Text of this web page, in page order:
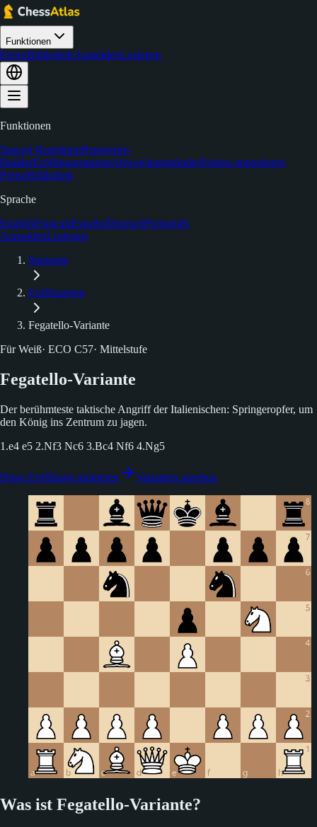
Funktionen
PreiseBibliothekAnmeldenLoslegen
Funktionen
Spaced RepetitionRepertoire-
BuilderEröffnungstrainerAbweichungsfinderPartien importieren
PreiseBibliothek
Sprache
EnglishFrançaisEspañolDeutschPortuguês
AnmeldenLoslegen
Startseite
Eröffnungen
Fegatello-Variante
Für Weiß· ECO C57· Mittelstufe
Fegatello-Variante
Der berühmteste taktische Angriff der Italienischen: Springeropfer, um
den König ins Zentrum zu jagen.
1.e4 e5 2.Nf3 Nc6 3.Bc4 Nf6 4.Ng5
Diese Eröffnung trainieren Varianten ansehen
Was ist Fegatello-Variante?